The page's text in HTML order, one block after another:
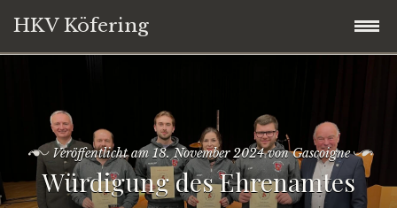
HKV Köfering
springen
Termine
Brotbackofen
Veröffentlicht am18. November 2024vonGascoigne
Würdigung des Ehrenamtes